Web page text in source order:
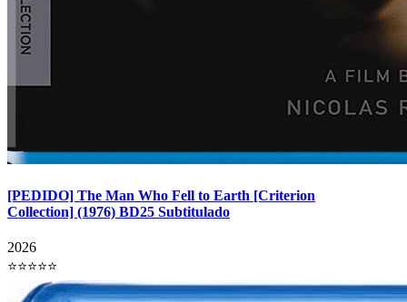
[PEDIDO] The Man Who Fell to Earth [Criterion
Collection] (1976) BD25 Subtitulado
2026
⭐⭐⭐⭐⭐